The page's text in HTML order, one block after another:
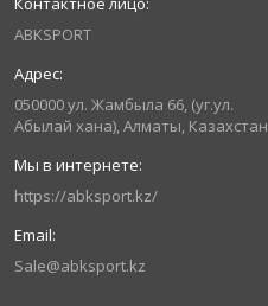
ABKSPORT
050000 ул. Жамбыла 66, (уг.ул.
Абылай хана), Алматы, Казахстан
https://abksport.kz/
Sale@abksport.kz